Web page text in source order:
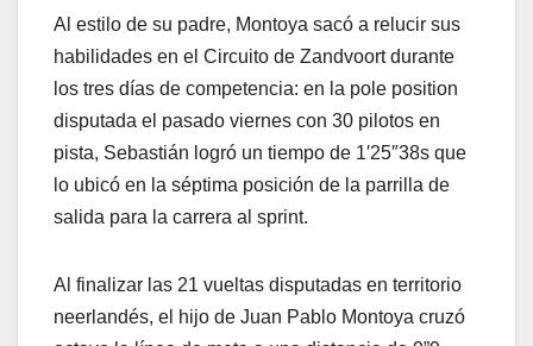
Al estilo de su padre, Montoya sacó a relucir sus
habilidades en el Circuito de Zandvoort durante
los tres días de competencia: en la pole position
disputada el pasado viernes con 30 pilotos en
pista, Sebastián logró un tiempo de 1′25″38s que
lo ubicó en la séptima posición de la parrilla de
salida para la carrera al sprint.
Al finalizar las 21 vueltas disputadas en territorio
neerlandés, el hijo de Juan Pablo Montoya cruzó